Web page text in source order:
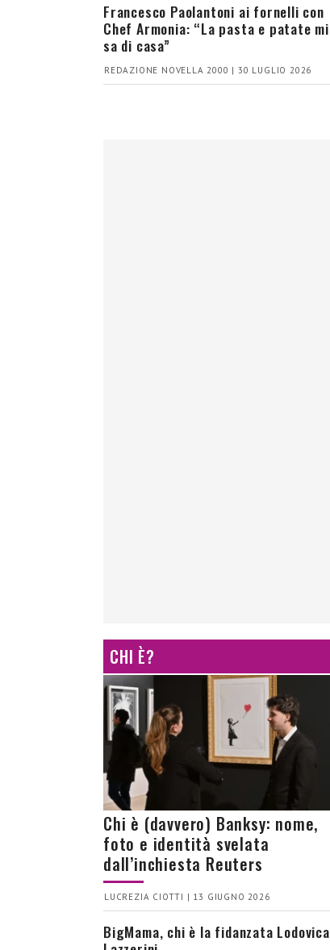
Francesco Paolantoni ai fornelli con
Chef Armonia: “La pasta e patate mi
sa di casa”
REDAZIONE NOVELLA 2000 | 30 LUGLIO 2026
CHI È?
Chi è (davvero) Banksy: nome,
foto e identità svelata
dall’inchiesta Reuters
LUCREZIA CIOTTI | 13 GIUGNO 2026
BigMama, chi è la fidanzata Lodovica